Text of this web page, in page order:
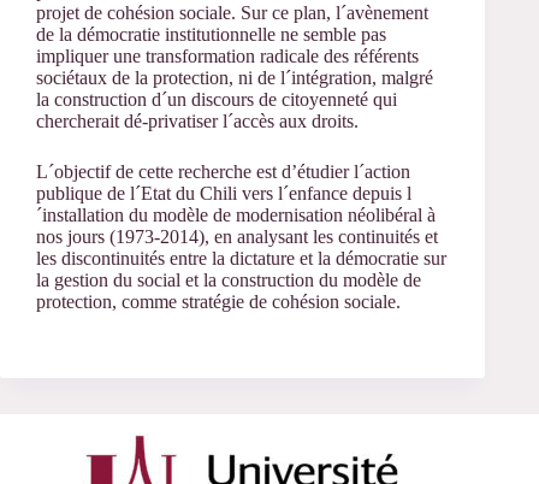
projet de cohésion sociale. Sur ce plan, l´avènement
de la démocratie institutionnelle ne semble pas
impliquer une transformation radicale des référents
sociétaux de la protection, ni de l´intégration, malgré
la construction d´un discours de citoyenneté qui
chercherait dé-privatiser l´accès aux droits.
L´objectif de cette recherche est d’étudier l´action
publique de l´Etat du Chili vers l´enfance depuis l
´installation du modèle de modernisation néolibéral à
nos jours (1973-2014), en analysant les continuités et
les discontinuités entre la dictature et la démocratie sur
la gestion du social et la construction du modèle de
protection, comme stratégie de cohésion sociale.